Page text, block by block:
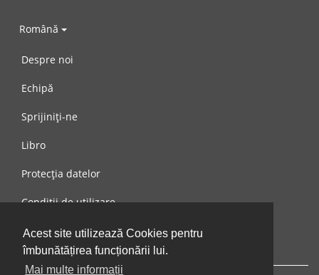
Acest site utilizează Cookies pentru
îmbunătățirea funcționării lui.
Mai multe informații
Română
Despre noi
Echipă
Sprijiniți-ne
Libro
Protecția datelor
Condiții de utilizare
Mesaj către noi